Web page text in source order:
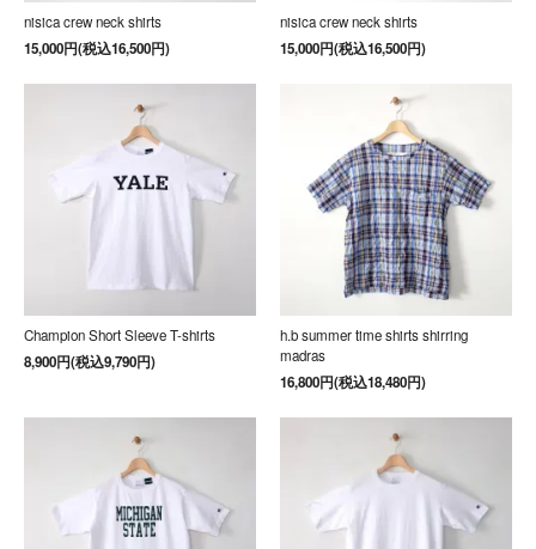
nisica crew neck shirts
15,000円(税込16,500円)
nisica crew neck shirts
15,000円(税込16,500円)
Champion Short Sleeve T-shirts
8,900円(税込9,790円)
h.b summer time shirts shirring
madras
16,800円(税込18,480円)